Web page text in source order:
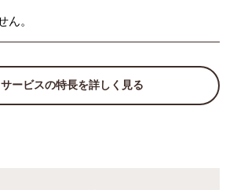
ん。
サービスの特長を詳しく見る